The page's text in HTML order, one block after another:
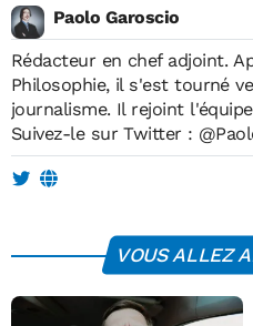
Paolo Garoscio
Rédacteur en chef adjoint. Après son Master de
Philosophie, il s'est tourné
journalisme. Il rejoint
Suivez-le sur Twitter :
VOUS ALLEZ